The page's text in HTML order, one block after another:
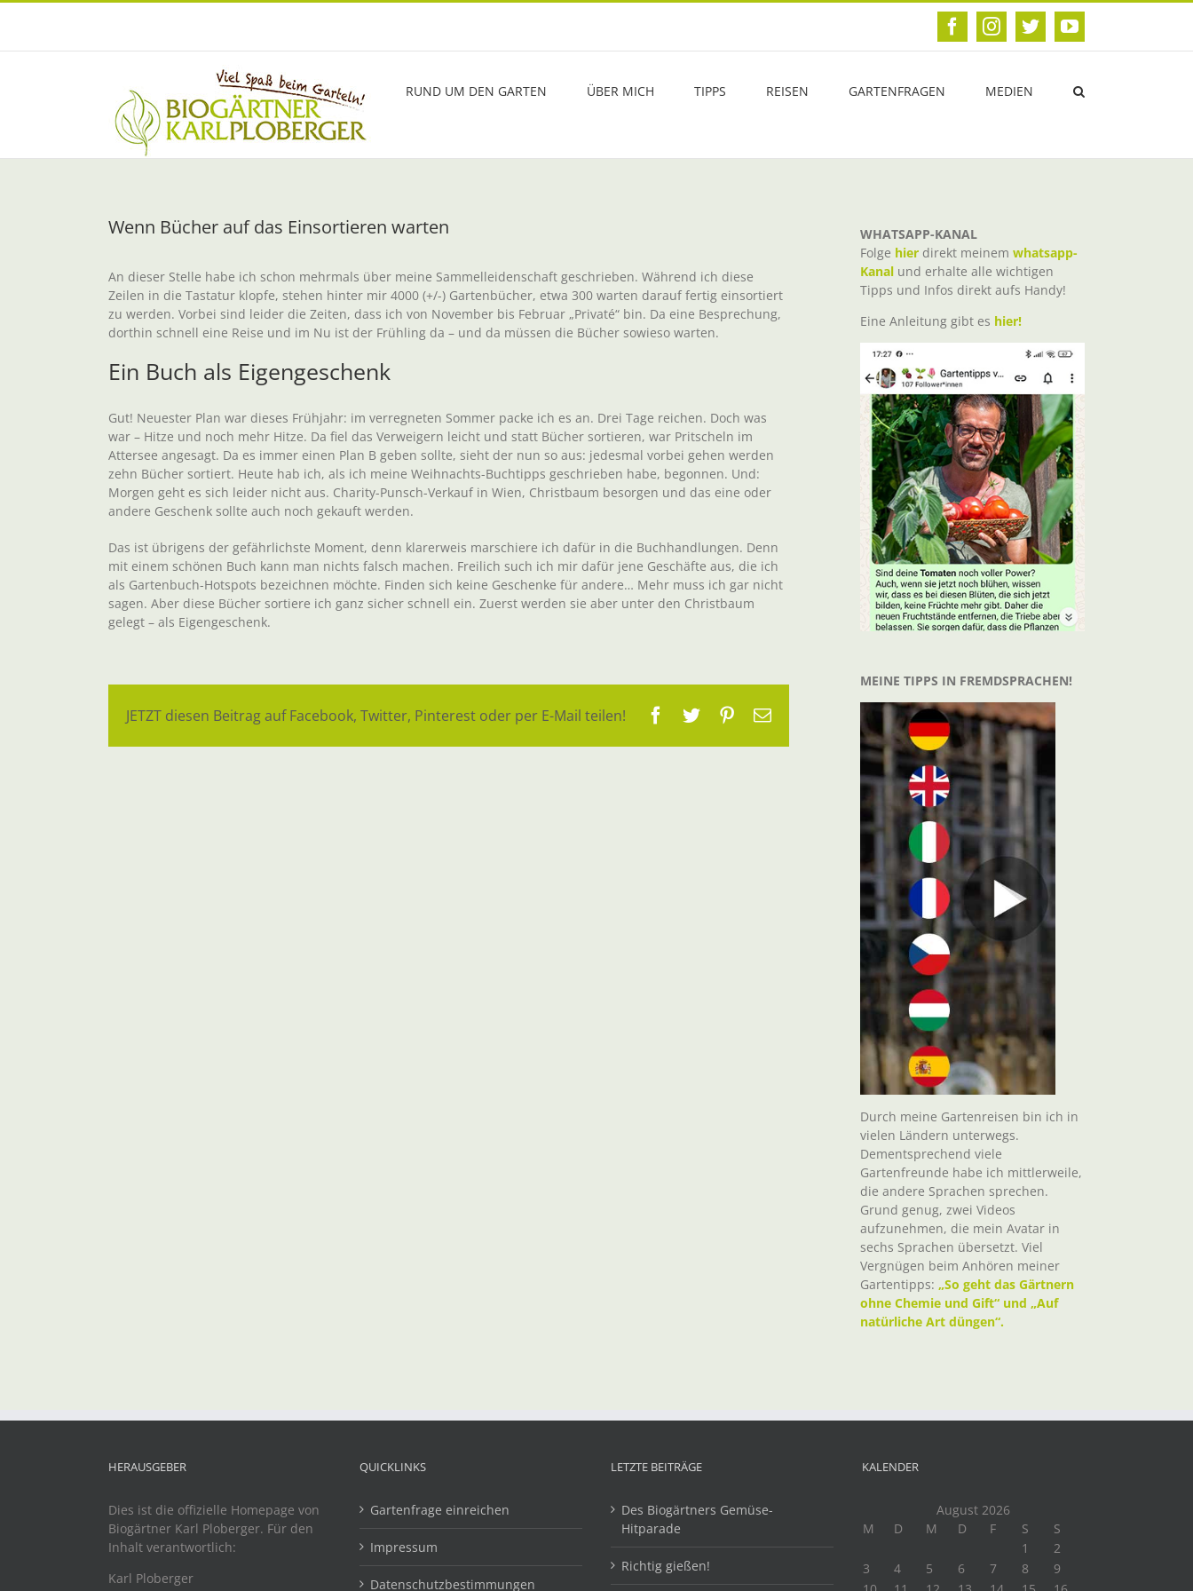
Zum
FacebookInstagram
TwitterYouTube
RUND UM DEN GARTEN ÜBER MICH TIPPS REISEN GARTENFRAGEN MEDIEN
Wenn Bücher auf das Einsortieren warten
An dieser Stelle habe ich schon mehrmals über meine Sammelleidenschaft geschrieben. Während ich diese
Zeilen in die Tastatur klopfe, stehen hinter mir 4000 (+/-) Gartenbücher, etwa 300 warten darauf fertig einsortiert
zu werden. Vorbei sind leider die Zeiten, dass ich von November bis Februar „Privaté“ bin. Da eine Besprechung,
dorthin schnell eine Reise und im Nu ist der Frühling da – und da müssen die Bücher sowieso warten.
Ein Buch als Eigengeschenk
Gut! Neuester Plan war dieses Frühjahr: im verregneten Sommer packe ich es an. Drei Tage reichen. Doch was
war – Hitze und noch mehr Hitze. Da fiel das Verweigern leicht und statt Bücher sortieren, war Pritscheln im
Attersee angesagt. Da es immer einen Plan B geben sollte, sieht der nun so aus: jedesmal vorbei gehen werden
zehn Bücher sortiert. Heute hab ich, als ich meine Weihnachts-Buchtipps geschrieben habe, begonnen. Und:
Morgen geht es sich leider nicht aus. Charity-Punsch-Verkauf in Wien, Christbaum besorgen und das eine oder
andere Geschenk sollte auch noch gekauft werden.
Das ist übrigens der gefährlichste Moment, denn klarerweis marschiere ich dafür in die Buchhandlungen. Denn
mit einem schönen Buch kann man nichts falsch machen. Freilich such ich mir dafür jene Geschäfte aus, die ich
als Gartenbuch-Hotspots bezeichnen möchte. Finden sich keine Geschenke für andere… Mehr muss ich gar nicht
sagen. Aber diese Bücher sortiere ich ganz sicher schnell ein. Zuerst werden sie aber unter den Christbaum
gelegt – als Eigengeschenk.
JETZT diesen Beitrag auf Facebook, Twitter, Pinterest oder per E-Mail teilen! Facebook
TwitterPinterest
E-
WHATSAPP-KANAL
Folge hier direkt meinem whatsapp-
Kanal und erhalte alle wichtigen
Tipps und Infos direkt aufs Handy!
Eine Anleitung gibt es hier!
MEINE TIPPS IN FREMDSPRACHEN!
Durch meine Gartenreisen bin ich in
vielen Ländern unterwegs.
Dementsprechend viele
Gartenfreunde habe ich mittlerweile,
die andere Sprachen sprechen.
Grund genug, zwei Videos
aufzunehmen, die mein Avatar in
sechs Sprachen übersetzt. Viel
Vergnügen beim Anhören meiner
Gartentipps: „So geht das Gärtnern
ohne Chemie und Gift“ und „Auf
natürliche Art düngen“.
HERAUSGEBER
Dies ist die offizielle Homepage von
Biogärtner Karl Ploberger. Für den
Inhalt verantwortlich:
Karl Ploberger
QUICKLINKS
Gartenfrage einreichen
Impressum
Datenschutzbestimmungen
LETZTE BEITRÄGE
Des Biogärtners Gemüse-
Hitparade
Richtig gießen!
KALENDER
August 2026
M
D M D F S
S
1
2
3
4 5 6 7 8
9